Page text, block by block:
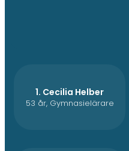
1. Cecilia Helber
53 år, Gymnasielärare